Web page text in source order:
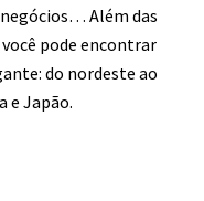
Além das
pode encontrar
do nordeste ao
e Japão.